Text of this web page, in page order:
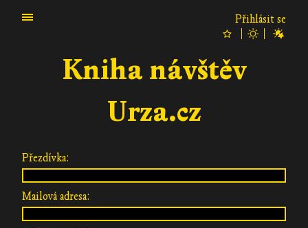
Přihlásit se
Kniha návštěv
Urza.cz
Přezdívka:
Mailová adresa: